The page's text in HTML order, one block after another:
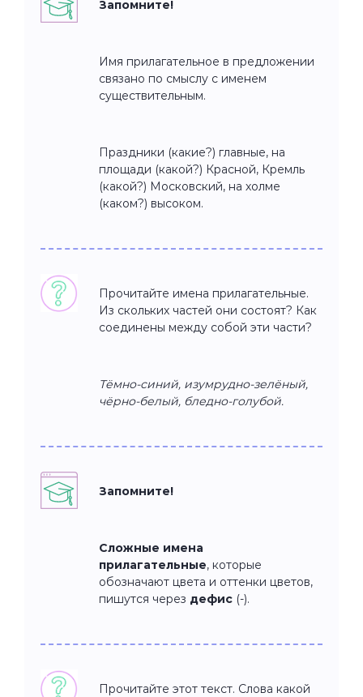
Запомните!
Имя прилагательное в предложении
связано по смыслу с именем
существительным.
Праздники (какие?) главные, на
площади (какой?) Красной, Кремль
(какой?) Московский, на холме
(каком?) высоком.
Прочитайте имена прилагательные.
Из скольких частей они состоят? Как
соединены между собой эти части?
Тёмно-синий, изумрудно-зелёный,
чёрно-белый, бледно-голубой.
Запомните!
Сложные имена
прилагательные, которые
обозначают цвета и оттенки цветов,
пишутся через дефис (-).
Прочитайте этот текст. Слова какой